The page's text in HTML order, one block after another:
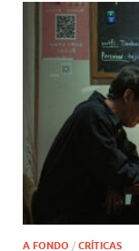
A FONDO / CRÍTICAS